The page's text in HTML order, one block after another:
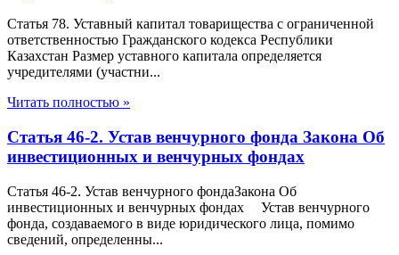
Статья 78. Уставный капитал товарищества с ограниченной
ответственностью Гражданского кодекса Республики
Казахстан Размер уставного капитала определяется
учредителями (участни...
Читать полностью »
Статья 46-2. Устав венчурного фонда Закона Об
инвестиционных и венчурных фондах
Статья 46-2. Устав венчурного фондаЗакона Об
инвестиционных и венчурных фондах Устав венчурного
фонда, создаваемого в виде юридического лица, помимо
сведений, определенны...